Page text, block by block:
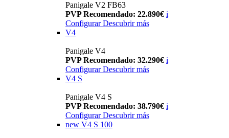
Panigale V2 FB63
PVP Recomendado: 22.890€ i
Configurar Descubrir más
V4
Panigale V4
PVP Recomendado: 32.290€ i
Configurar Descubrir más
V4 S
Panigale V4 S
PVP Recomendado: 38.790€ i
Configurar Descubrir más
new V4 S 100